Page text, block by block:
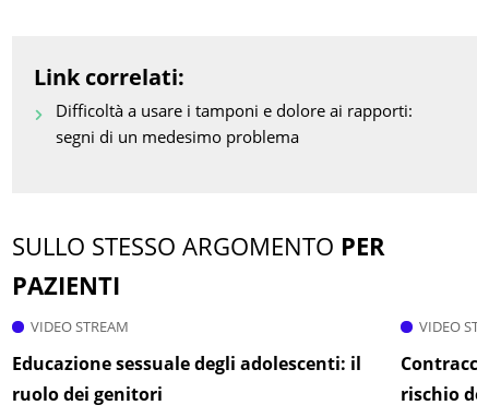
Link correlati:
Difficoltà a usare i tamponi e dolore ai rapporti:
segni di un medesimo problema
SULLO STESSO ARGOMENTO PER
PAZIENTI
VIDEO STREAM
Educazione sessuale degli adolescenti: il
ruolo dei genitori
VIDEO
rischio